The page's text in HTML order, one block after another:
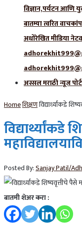
विज्ञान,पर्यटन आणि
बातम्या त्वरित
अधोरेखित मीडिया
अस्सल मराठी न्यूज
Homeशिक्षणविद्यार्थ्यांकडे
विद्यार्थ्यांकडे
Posted By:Sanjay Patil/
बातमी शेअर करा :